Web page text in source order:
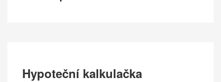
Hypoteční kalkulačka